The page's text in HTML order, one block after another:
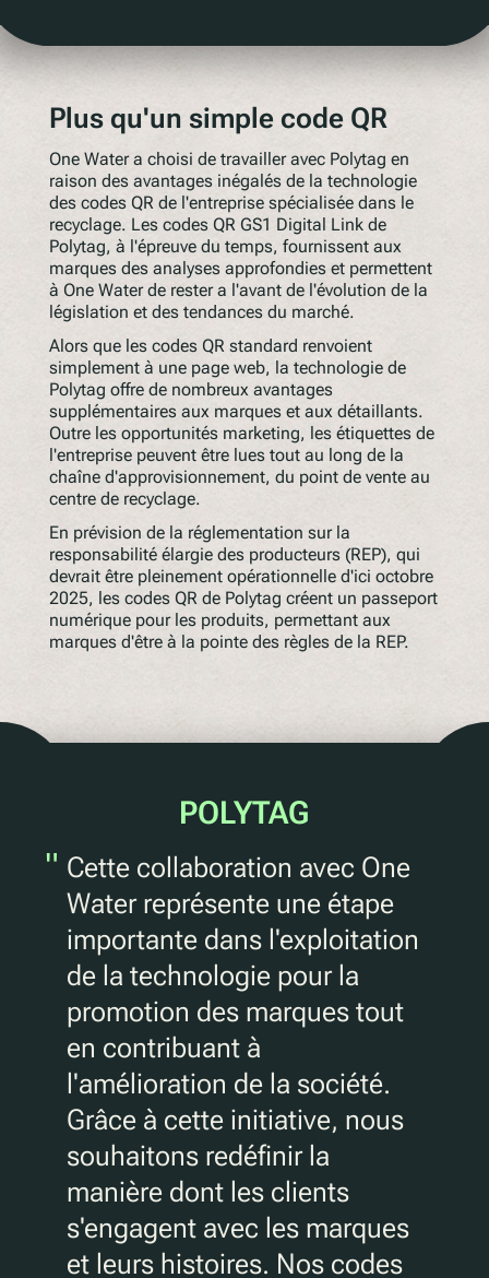
Plus qu'un simple code QR
One Water a choisi de travailler avec Polytag en
raison des avantages inégalés de la technologie
des codes QR de l'entreprise spécialisée dans le
recyclage. Les codes QR GS1 Digital Link de
Polytag, à l'épreuve du temps, fournissent aux
marques des analyses approfondies et permettent
à One Water de rester a l'avant de l'évolution de la
législation et des tendances du marché.
Alors que les codes QR standard renvoient
simplement à une page web, la technologie de
Polytag offre de nombreux avantages
supplémentaires aux marques et aux détaillants.
Outre les opportunités marketing, les étiquettes de
l'entreprise peuvent être lues tout au long de la
chaîne d'approvisionnement, du point de vente au
centre de recyclage.
En prévision de la réglementation sur la
responsabilité élargie des producteurs (REP), qui
devrait être pleinement opérationnelle d'ici octobre
2025, les codes QR de Polytag créent un passeport
numérique pour les produits, permettant aux
marques d'être à la pointe des règles de la REP.
POLYTAG
" Cette collaboration avec One
Water représente une étape
importante dans l'exploitation
de la technologie pour la
promotion des marques tout
en contribuant à
l'amélioration de la société.
Grâce à cette initiative, nous
souhaitons redéfinir la
manière dont les clients
s'engagent avec les marques
et leurs histoires. Nos codes